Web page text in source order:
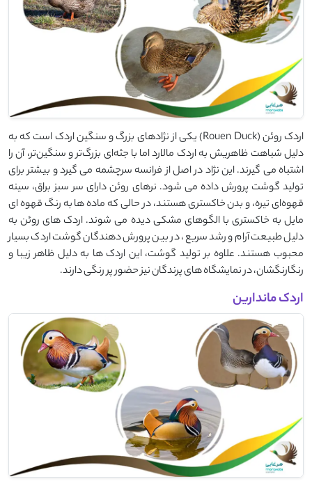
اردک روئن (Rouen Duck) یکی از نژادهای بزرگ و سنگین اردک است که به
دلیل شباهت ظاهریش به اردک مالارد اما با جثه‌ای بزرگ‌تر و سنگین‌تر، آن را
اشتباه می گیرند. این نژاد در اصل از فرانسه سرچشمه می ‌گیرد و بیشتر برای
تولید گوشت پرورش داده می ‌شود. نرهای روئن دارای سر سبز براق، سینه
قهوه‌ای تیره، و بدن خاکستری هستند، در حالی که ماده ‌ها به رنگ قهوه ‌ای
مایل به خاکستری با الگوهای مشکی دیده می ‌شوند. اردک ‌های روئن به
دلیل طبیعت آرام و رشد سریع، در بین پرورش ‌دهندگان گوشت اردک بسیار
محبوب هستند. علاوه بر تولید گوشت، این اردک ‌ها به دلیل ظاهر زیبا و
رنگارنگشان، در نمایشگاه ‌های پرندگان نیز حضور پر رنگی دارند.
اردک ماندارین